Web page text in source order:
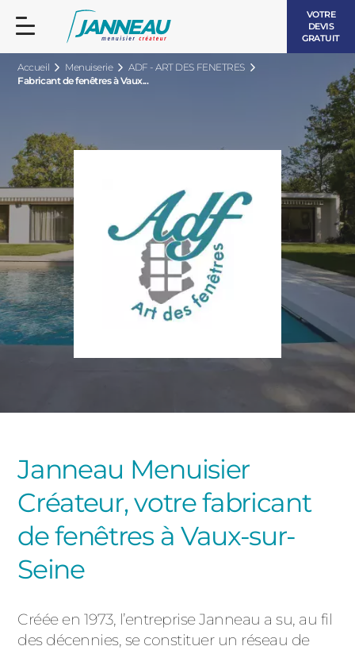
VOTRE
DEVIS
GRATUIT
Accueil Menuiserie
ADF - ART DES FENETRES
Fabricant de fenêtres à Vaux...
Janneau Menuisier
Créateur, votre fabricant
de fenêtres à Vaux-sur-
Seine
Créée en 1973, l’entreprise Janneau a su, au fil
des décennies, se constituer un réseau de
FENÊTRES ET PORTES-FENÊTRES
BOIS
BAIES VITRÉES
PORTES D’ENTRÉE
LES CONTEMPORAINES
LES INTEMPORELLES
LES LUMINEUSES
VOLETS ROULANTS
PERGOLAS
CARPORTS